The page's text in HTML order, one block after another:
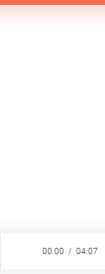
00:00 04:07